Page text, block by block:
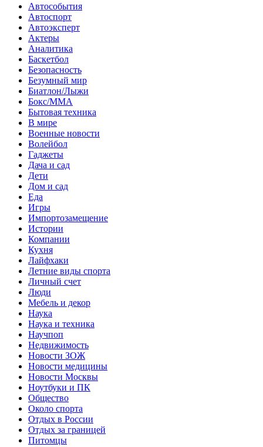
Автособытия
Автоспорт
Автоэксперт
Актеры
Аналитика
Баскетбол
Безопасность
Безумный мир
Биатлон/Лыжи
Бокс/MMA
Бытовая техника
В мире
Военные новости
Волейбол
Гаджеты
Дача и сад
Дети
Дом и сад
Еда
Игры
Импортозамещение
Истории
Компании
Кухня
Лайфхаки
Летние виды спорта
Личный счет
Люди
Мебель и декор
Наука
Наука и техника
Научпоп
Недвижимость
Новости ЗОЖ
Новости медицины
Новости Москвы
Ноутбуки и ПК
Общество
Около спорта
Отдых в России
Отдых за границей
Питомцы